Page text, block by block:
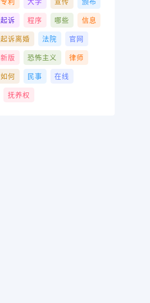
起诉 程序 哪些 信息
起诉离婚 法院 官网
新版 恐怖主义 律师
如何 民事 在线
抚养权